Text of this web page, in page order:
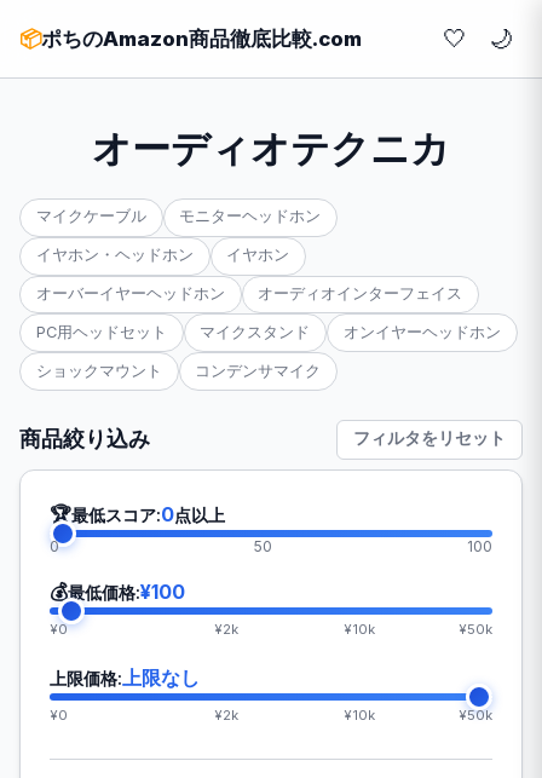
📦ポちのAmazon商品徹底比較.com 🤍
オーディオテクニカ
マイクケーブル モニターヘッドホン
イヤホン・ヘッドホン イヤホン
オーバーイヤーヘッドホン オーディオインターフェイス
PC用ヘッドセット マイクスタンド オンイヤーヘッドホン
ショックマウント コンデンサマイク
商品絞り込み フィルタをリセット
🏆最低スコア:0点以上
0 50 100
💰最低価格:¥100
¥0 ¥2k ¥10k ¥50k
上限価格: 上限なし
¥0 ¥2k ¥10k ¥50k